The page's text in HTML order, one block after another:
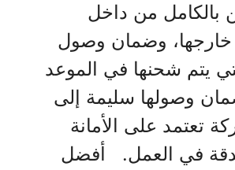
بالكامل من داخل
خارجها، وضمان وصول
يتم شحنها في الموعد
وصولها سليمة إلى
تعتمد على الأمانة
في العمل. أفضل